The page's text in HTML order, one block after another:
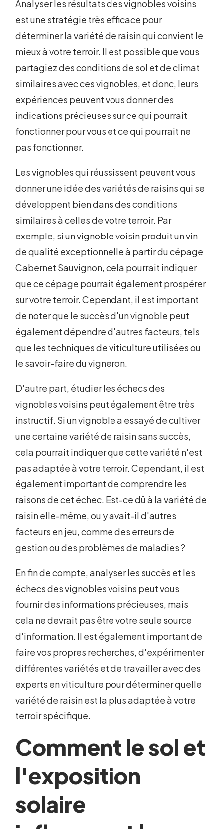
Analyser les résultats des vignobles voisins
est une stratégie très efficace pour
déterminer la variété de raisin qui convient le
mieux à votre terroir. Il est possible que vous
partagiez des conditions de sol et de climat
similaires avec ces vignobles, et donc, leurs
expériences peuvent vous donner des
indications précieuses sur ce qui pourrait
fonctionner pour vous et ce qui pourrait ne
pas fonctionner.
Les vignobles qui réussissent peuvent vous
donner une idée des variétés de raisins qui se
développent bien dans des conditions
similaires à celles de votre terroir. Par
exemple, si un vignoble voisin produit un vin
de qualité exceptionnelle à partir du cépage
Cabernet Sauvignon, cela pourrait indiquer
que ce cépage pourrait également prospérer
sur votre terroir. Cependant, il est important
de noter que le succès d'un vignoble peut
également dépendre d'autres facteurs, tels
que les techniques de viticulture utilisées ou
le savoir-faire du vigneron.
D'autre part, étudier les échecs des
vignobles voisins peut également être très
instructif. Si un vignoble a essayé de cultiver
une certaine variété de raisin sans succès,
cela pourrait indiquer que cette variété n'est
pas adaptée à votre terroir. Cependant, il est
également important de comprendre les
raisons de cet échec. Est-ce dû à la variété de
raisin elle-même, ou y avait-il d'autres
facteurs en jeu, comme des erreurs de
gestion ou des problèmes de maladies ?
En fin de compte, analyser les succès et les
échecs des vignobles voisins peut vous
fournir des informations précieuses, mais
cela ne devrait pas être votre seule source
d'information. Il est également important de
faire vos propres recherches, d'expérimenter
différentes variétés et de travailler avec des
experts en viticulture pour déterminer quelle
variété de raisin est la plus adaptée à votre
terroir spécifique.
Comment le sol et
l'exposition
solaire